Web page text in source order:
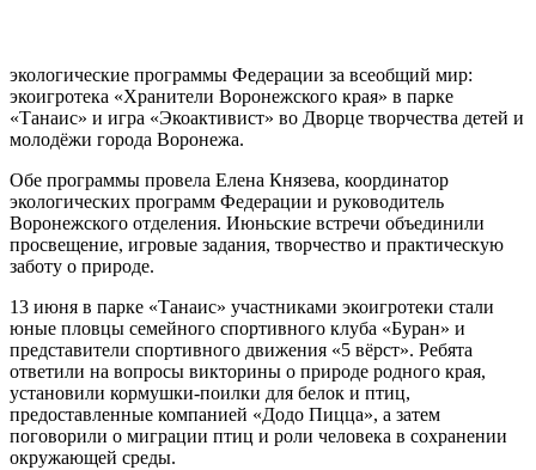
экологические программы Федерации за всеобщий мир:
экоигротека «Хранители Воронежского края» в парке
«Танаис» и игра «Экоактивист» во Дворце творчества детей и
молодёжи города Воронежа.
Обе программы провела Елена Князева, координатор
экологических программ Федерации и руководитель
Воронежского отделения. Июньские встречи объединили
просвещение, игровые задания, творчество и практическую
заботу о природе.
13 июня в парке «Танаис» участниками экоигротеки стали
юные пловцы семейного спортивного клуба «Буран» и
представители спортивного движения «5 вёрст». Ребята
ответили на вопросы викторины о природе родного края,
установили кормушки-поилки для белок и птиц,
предоставленные компанией «Додо Пицца», а затем
поговорили о миграции птиц и роли человека в сохранении
окружающей среды.